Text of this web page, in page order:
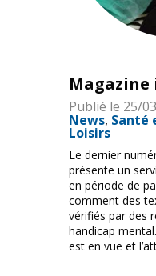
Magazine
Publié le 25/
News Santé
Loisirs
Le dernier
présente un
en période de
comment des
vérifiés par des
handicap
est en vue et